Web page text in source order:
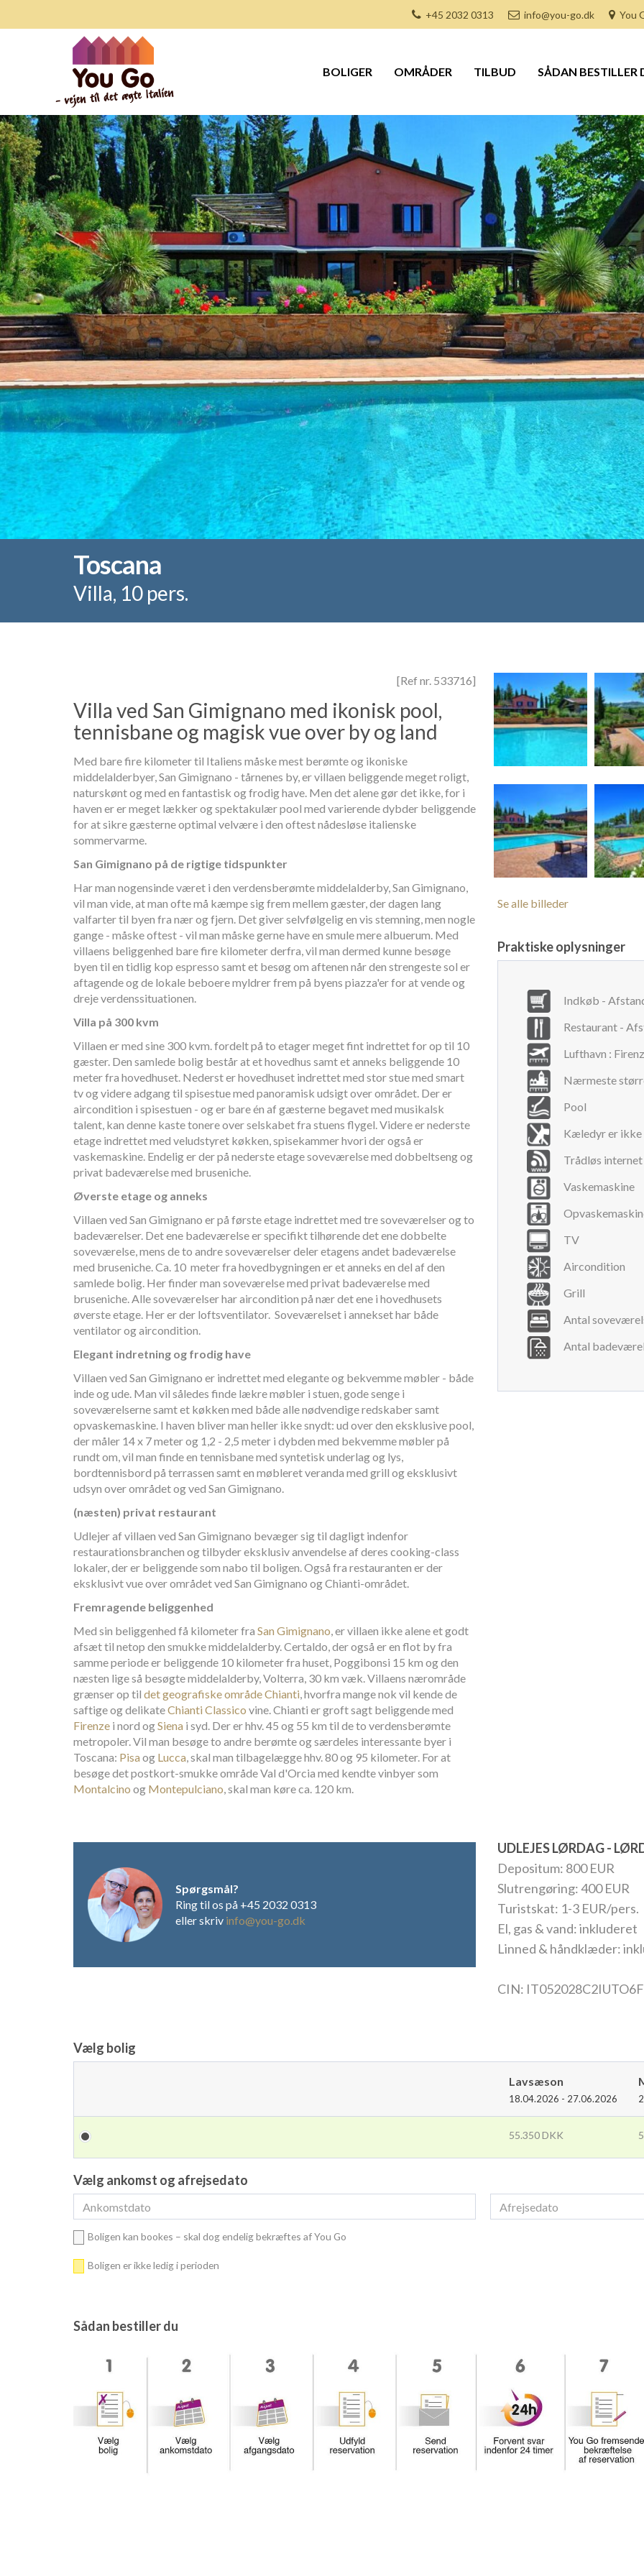
+45 2032 0313 info@you-go.dk You
BOLIGER OMRÅDER TILBUD SÅDAN BESTILLER
Toscana
Villa, 10 pers.
[Ref nr. 533716]
Villa ved San Gimignano med ikonisk pool,
tennisbane og magisk vue over by og land
Med bare fire kilometer til Italiens måske mest berømte og ikoniske
middelalderbyer, San Gimignano - tårnenes by, er villaen beliggende meget roligt,
naturskønt og med en fantastisk og frodig have. Men det alene gør det ikke, for i
haven er er meget lækker og spektakulær pool med varierende dybder beliggende
for at sikre gæsterne optimal velvære i den oftest nådesløse italienske
sommervarme.
San Gimignano på de rigtige tidspunkter
Har man nogensinde været i den verdensberømte middelalderby, San Gimignano,
vil man vide, at man ofte må kæmpe sig frem mellem gæster, der dagen lang
valfarter til byen fra nær og fjern. Det giver selvfølgelig en vis stemning, men nogle
gange - måske oftest - vil man måske gerne have en smule mere albuerum. Med
villaens beliggenhed bare fire kilometer derfra, vil man dermed kunne besøge
byen til en tidlig kop espresso samt et besøg om aftenen når den strengeste sol er
aftagende og de lokale beboere myldrer frem på byens piazza'er for at vende og
dreje verdenssituationen.
Villa på 300 kvm
Villaen er med sine 300 kvm. fordelt på to etager meget fint indrettet for op til 10
gæster. Den samlede bolig består at et hovedhus samt et anneks beliggende 10
meter fra hovedhuset. Nederst er hovedhuset indrettet med stor stue med smart
tv og videre adgang til spisestue med panoramisk udsigt over området. Der er
aircondition i spisestuen - og er bare én af gæsterne begavet med musikalsk
talent, kan denne kaste tonere over selskabet fra stuens flygel. Videre er nederste
etage indrettet med veludstyret køkken, spisekammer hvori der også er
vaskemaskine. Endelig er der på nederste etage soveværelse med dobbeltseng og
privat badeværelse med bruseniche.
Øverste etage og anneks
Villaen ved San Gimignano er på første etage indrettet med tre soveværelser og to
badeværelser. Det ene badeværelse er specifikt tilhørende det ene dobbelte
soveværelse, mens de to andre soveværelser deler etagens andet badeværelse
med bruseniche. Ca. 10 meter fra hovedbygningen er et anneks en del af den
samlede bolig. Her finder man soveværelse med privat badeværelse med
bruseniche. Alle soveværelser har aircondition på nær det ene i hovedhusets
øverste etage. Her er der loftsventilator. Soveværelset i annekset har både
ventilator og aircondition.
Elegant indretning og frodig have
Villaen ved San Gimignano er indrettet med elegante og bekvemme møbler - både
inde og ude. Man vil således finde lækre møbler i stuen, gode senge i
soveværelserne samt et køkken med både alle nødvendige redskaber samt
opvaskemaskine. I haven bliver man heller ikke snydt: ud over den eksklusive pool,
der måler 14 x 7 meter og 1,2 - 2,5 meter i dybden med bekvemme møbler på
rundt om, vil man finde en tennisbane med syntetisk underlag og lys,
bordtennisbord på terrassen samt en møbleret veranda med grill og eksklusivt
udsyn over området og ved San Gimignano.
(næsten) privat restaurant
Udlejer af villaen ved San Gimignano bevæger sig til dagligt indenfor
restaurationsbranchen og tilbyder eksklusiv anvendelse af deres cooking-class
lokaler, der er beliggende som nabo til boligen. Også fra restauranten er der
eksklusivt vue over området ved San Gimignano og Chianti-området.
Fremragende beliggenhed
Med sin beliggenhed få kilometer fra San Gimignano, er villaen ikke alene et godt
afsæt til netop den smukke middelalderby. Certaldo, der også er en flot by fra
samme periode er beliggende 10 kilometer fra huset, Poggibonsi 15 km og den
næsten lige så besøgte middelalderby, Volterra, 30 km væk. Villaens nærområde
grænser op til det geografiske område Chianti, hvorfra mange nok vil kende de
saftige og delikateChianti Classico vine. Chianti er groft sagt beliggende med
Firenze i nord ogSiena i syd. Der er hhv. 45 og 55 km til de to verdensberømte
metropoler. Vil man besøge to andre berømte og særdeles interessante byer i
Toscana: Pisa og Lucca, skal man tilbagelægge hhv. 80 og 95 kilometer. For at
besøge det postkort-smukke område Val d'Orcia med kendte vinbyer som
Montalcino og Montepulciano, skal man køre ca. 120 km.
Se alle billeder
Praktiske oplysninger
Indkøb -
Restaurant -
Lufthavn :
Nærmeste
Pool
Kæledyr er
Trådløs internet
Vaskemaskine
TV
Aircondition
Grill
Antal
Antal
Spørgsmål?
Ring til os på +45 2032 0313
eller skriv info@you-go.dk
UDLEJES LØRDAG -
Depositum: 800 EUR
Slutrengøring: 400 EUR
Turistskat: 1-3 EUR/pers.
El, gas & vand: inkluderet
Linned & håndklæder:
CIN:
Vælg bolig
Lavsæson
18.04.2026 - 27.06.2026
55.350 DKK
Vælg ankomst og afrejsedato
Boligen kan bookes – skal dog endelig bekræftes af You Go
Boligen er ikke ledig i perioden
Sådan bestiller du